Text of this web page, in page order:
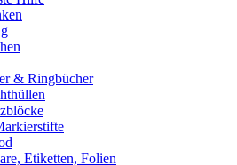
& Ringbücher
Etiketten, Folien